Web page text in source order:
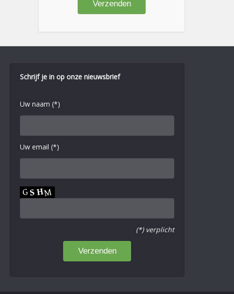
Schrijf je in op onze nieuwsbrief
Uw naam (*)
Uw email (*)
(*) verplicht